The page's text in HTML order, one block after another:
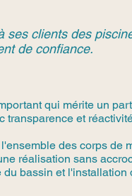
ses clients des
de confiance.
qui mérite un
transparence et
des corps de
réalisation sans
bassin et l'installation